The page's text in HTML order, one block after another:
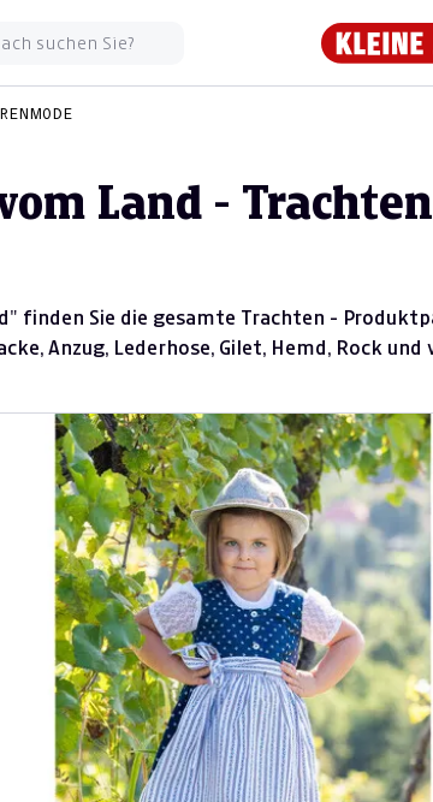
Land -
finden Sie die gesamte Trachten -
Anzug, Lederhose, Gilet, Hemd, Rock